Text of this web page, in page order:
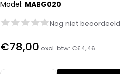
Model: MABG020
Nog niet beoordeeld
€78,00 excl. btw:€64,46